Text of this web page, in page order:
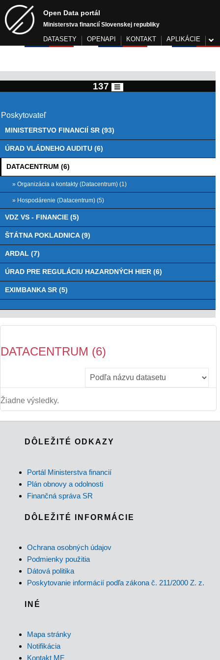
Open Data portál
Ministerstva financií Slovenskej republiky
DATASETY OPENAPI KONTAKT APLIKÁCIE
137
Poskytovateľ
MINISTERSTVO FINANCIÍ SR (93)
ÚRAD VLÁDNEHO AUDITU (6)
DATACENTRUM (6)
» Organizácia a kontakty (Datacentrum) (1)
» Hospodárenie (Datacentrum) (5)
VDZ VS - FINANCIE (5)
ŠTÁTNA POKLADNICA (9)
ARDAL (7)
ÚRAD PRE REGULÁCIU HAZARDNÝCH HIER (6)
EXIMBANKA SR (5)
DATACENTRUM (6)
Žiadne výsledky.
DÔLEŽITÉ ODKAZY
Portál Ministerstva financií
Plán obnovy a odolnosti
Finančná správa SR
DÔLEŽITÉ INFORMÁCIE
Ochrana osobných údajov
Podmienky použitia
Dátová politika
Poskytovanie informácií podľa zákona č. 211/2000 Z. z.
INÉ
Mapa stránky
Notifikácia
Kontakt MF